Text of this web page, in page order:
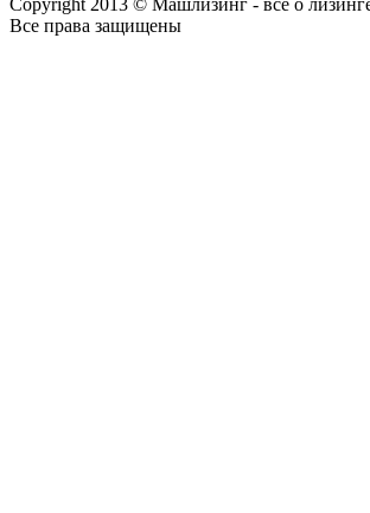
Copyright 2013 © Машлизинг - все о
Все права защищены